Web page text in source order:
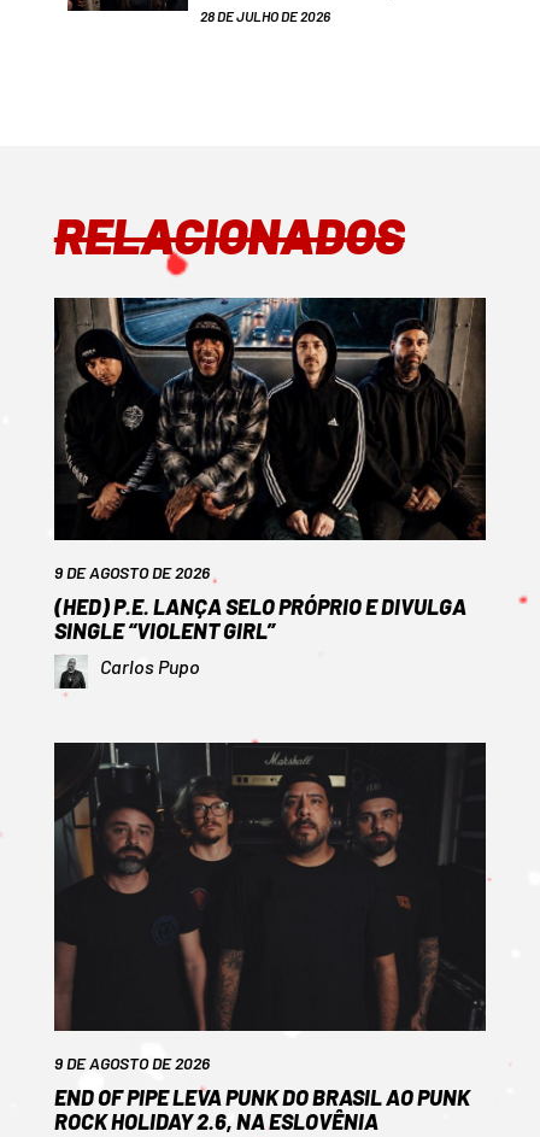
28 DE JULHO DE 2026
RELACIONADOS
9 DE AGOSTO DE 2026
(HED) P.E. LANÇA SELO PRÓPRIO E DIVULGA
SINGLE “VIOLENT GIRL”
Carlos Pupo
9 DE AGOSTO DE 2026
END OF PIPE LEVA PUNK DO BRASIL AO PUNK
ROCK HOLIDAY 2.6, NA ESLOVÊNIA